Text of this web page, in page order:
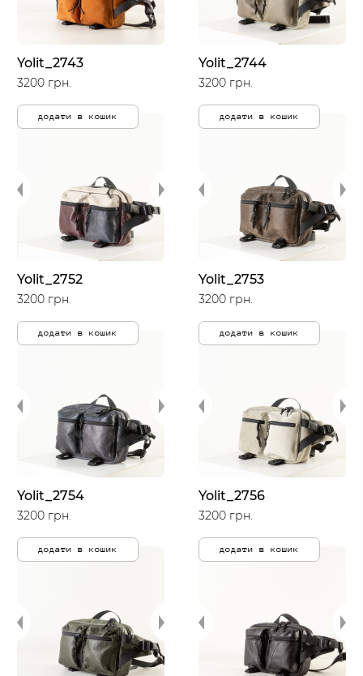
Yolit_2743
3200 грн.
додати в кошик
Yolit_2744
3200 грн.
додати в кошик
Yolit_2752
3200 грн.
додати в кошик
Yolit_2753
3200 грн.
додати в кошик
Yolit_2754
3200 грн.
додати в кошик
Yolit_2756
3200 грн.
додати в кошик